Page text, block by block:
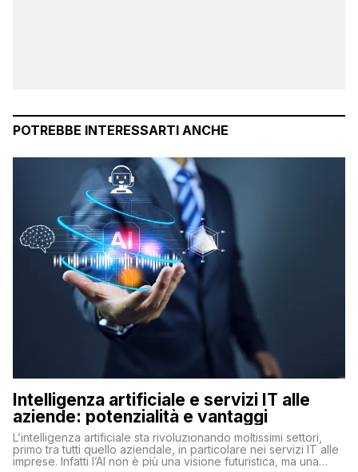
POTREBBE INTERESSARTI ANCHE
Intelligenza artificiale e servizi IT alle
aziende: potenzialità e vantaggi
L’intelligenza artificiale sta rivoluzionando moltissimi settori,
primo tra tutti quello aziendale, in particolare nei servizi IT alle
imprese. Infatti l’AI non è più una visione futuristica, ma una